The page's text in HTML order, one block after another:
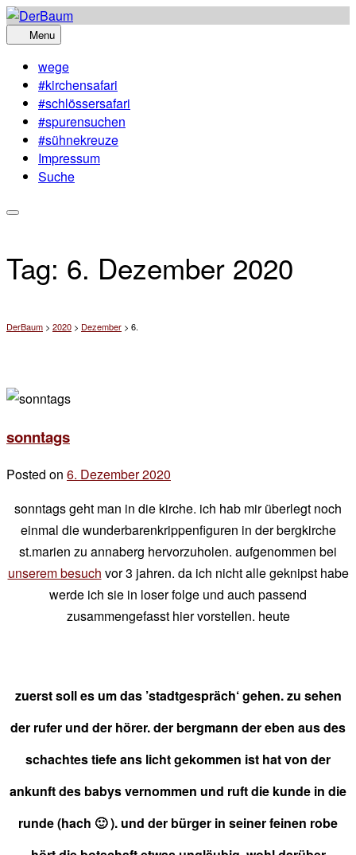
Skip
to
Menu
wege
#kirchensafari
#schlössersafari
#spurensuchen
#sühnekreuze
Impressum
Suche
Tag: 6. Dezember 2020
DerBaum > 2020 > Dezember > 6.
sonntags
Posted on 6. Dezember 2020
chef
sonntags geht man in die kirche. ich hab mir überlegt noch
einmal die wunderbarenkrippenfiguren in der bergkirche
st.marien zu annaberg hervorzuholen. aufgenommen bei
unserem besuch vor 3 jahren. da ich nicht alle geknipst habe
werde ich sie in loser folge und auch passend
zusammengefasst hier vorstellen. heute
zuerst soll es um das ’stadtgespräch‘ gehen. zu sehen
der rufer und der hörer. der bergmann der eben aus des
schachtes tiefe ans licht gekommen ist hat von der
ankunft des babys vernommen und ruft die kunde in die
runde (hach 🙂 ). und der bürger in seiner feinen robe